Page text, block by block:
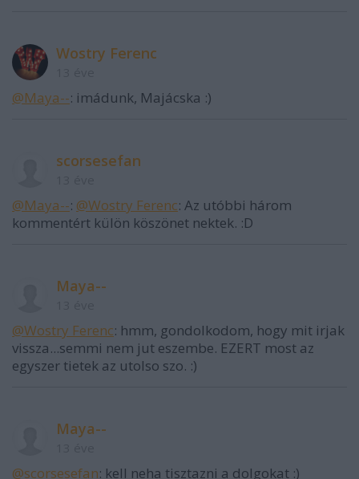
Wostry Ferenc
@Maya--: imádunk, Majácska :)
scorsesefan
@Maya--: @Wostry Ferenc: Az utóbbi három
kommentért külön köszönet nektek. :D
Maya--
@Wostry Ferenc: hmm, gondolkodom, hogy mit irjak
vissza...semmi nem jut eszembe. EZERT most az
egyszer tietek az utolso szo. :)
Maya--
@scorsesefan: kell neha tisztazni a dolgokat :)